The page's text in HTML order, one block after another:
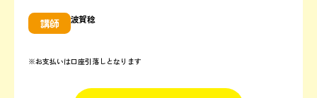
講師 波賀 稔
※お支払いは口座引落しとなります